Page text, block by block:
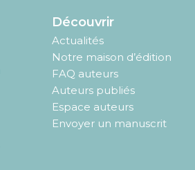
Découvrir
Actualités
Notre maison d’édition
FAQ auteurs
Auteurs publiés
Espace auteurs
Envoyer un manuscrit